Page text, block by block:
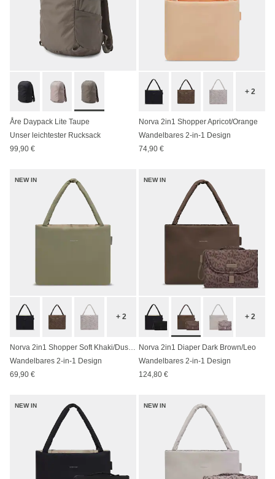
Åre Daypack Lite Taupe
Unser leichtester Rucksack
99,90 €
+ 2
Norva 2in1 Shopper Apricot/Orange
Wandelbares 2-in-1 Design
74,90 €
NEW IN
+ 2
Wandelbares 2-in-1 Design
69,90 €
NEW IN
+ 2
Norva 2in1 Diaper Dark Brown/Leo
Wandelbares 2-in-1 Design
124,80 €
NEW IN NEW IN